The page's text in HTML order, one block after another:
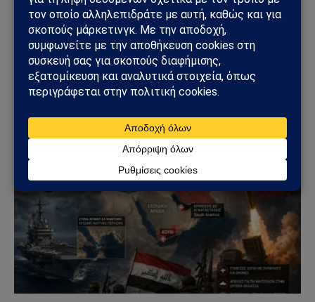
ΓΕΩΣΤΡΑΤΗΓΙΚΉ
ΗΠΑ: «Όχι» στην επιστροφή της Τουρκίας στα F-
35 – Η επιστολή προς το Κογκρέσο που διατηρεί
το αδιέξοδο με τους S-400